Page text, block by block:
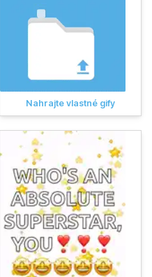
Nahrajte vlastné gify